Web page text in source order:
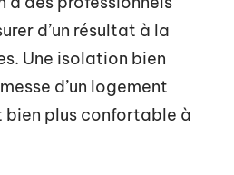
d’un résultat à la
Une isolation bien
d’un logement
bien plus confortable à